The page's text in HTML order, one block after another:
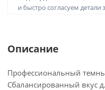
и быстро согласуем детали
Описание
Профессиональный
Сбалансированный вкус